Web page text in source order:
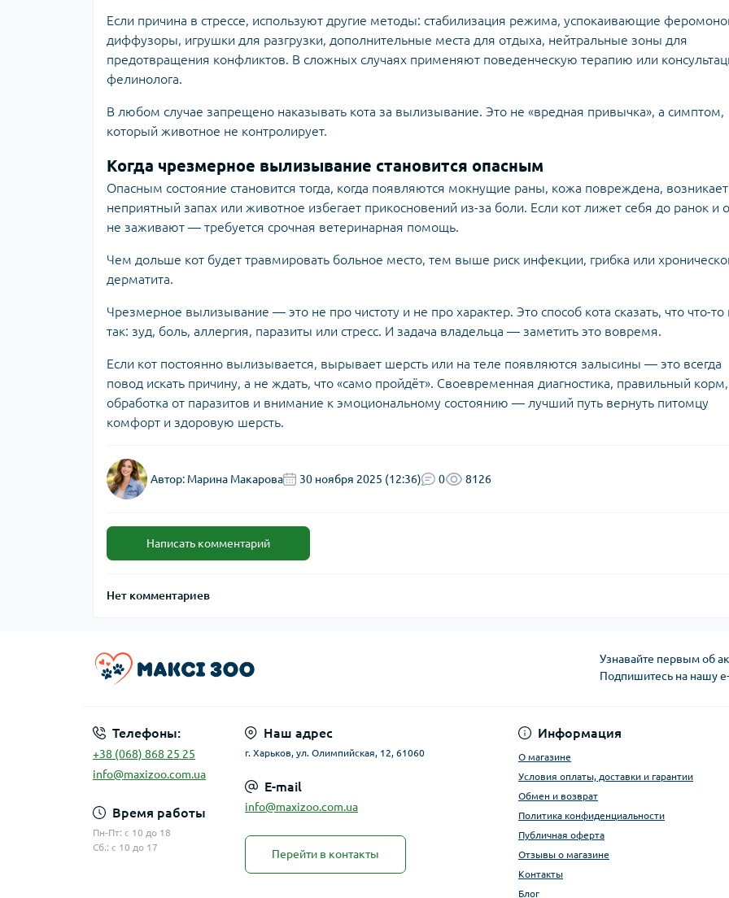
Если причина в стрессе, используют другие методы: стабилизация режима, успокаивающие
диффузоры, игрушки для разгрузки, дополнительные места для отдыха, нейтральные зоны для
предотвращения конфликтов. В сложных случаях применяют поведенческую терапию или
фелинолога.
В любом случае запрещено наказывать кота за вылизывание. Это не «вредная привычка», а симптом,
который животное не контролирует.
Когда чрезмерное вылизывание становится опасным
Опасным состояние становится тогда, когда появляются мокнущие раны, кожа повреждена, возникает
неприятный запах или животное избегает прикосновений из-за боли. Если кот лижет себя до ранок и
не заживают — требуется срочная ветеринарная помощь.
Чем дольше кот будет травмировать больное место, тем выше риск инфекции, грибка или
дерматита.
Чрезмерное вылизывание — это не про чистоту и не про характер. Это способ кота сказать, что что-то
так: зуд, боль, аллергия, паразиты или стресс. И задача владельца — заметить это вовремя.
Если кот постоянно вылизывается, вырывает шерсть или на теле появляются залысины — это всегда
повод искать причину, а не ждать, что «само пройдёт». Своевременная диагностика, правильный корм,
обработка от паразитов и внимание к эмоциональному состоянию — лучший путь вернуть питомцу
комфорт и здоровую шерсть.
Автор: Марина Макарова 30 ноября 2025 (12:36) 0 8126
Написать комментарий
Нет комментариев
Узнавайте первым об
Подпишитесь на нашу
Телефоны:
+38 (068) 868 25 25
info@maxizoo.com.ua
Время работы
Пн-Пт: с 10 до 18
Сб.: с 10 до 17
Наш адрес
г. Харьков, ул. Олимпийская, 12, 61060
E-mail
info@maxizoo.com.ua
Перейти в контакты
Информация
О магазине
Условия оплаты, доставки и гарантии
Обмен и возврат
Политика конфиденциальности
Публичная оферта
Отзывы о магазине
Контакты
Блог